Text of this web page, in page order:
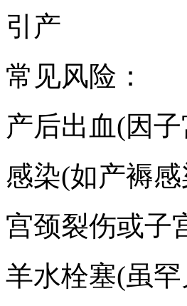
引产
常见风险：
产后出血(因
感染(如产褥
宫颈裂伤或子
羊水栓塞(虽